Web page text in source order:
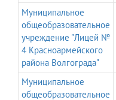
Муниципальное
общеобразовательное
учреждение "Лицей №
4 Красноармейского
района Волгограда"
Муниципальное
общеобразовательное